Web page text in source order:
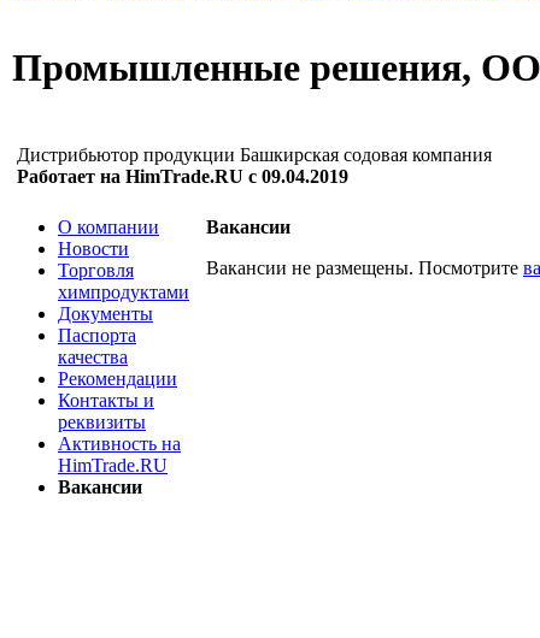
Промышленные решения,
Дистрибьютор продукции Башкирская содовая компания
Работает на HimTrade.RU с 09.04.2019
О компании
Новости
Торговля
химпродуктами
Документы
Паспорта
качества
Рекомендации
Контакты и
реквизиты
Активность на
HimTrade.RU
Вакансии
Вакансии
Вакансии не размещены. Посмотрите